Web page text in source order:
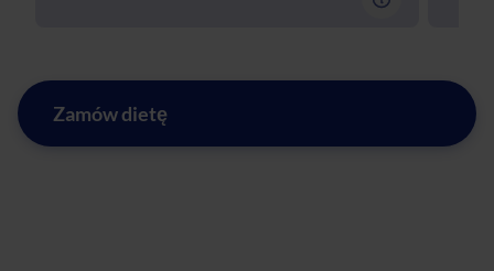
Zamów dietę